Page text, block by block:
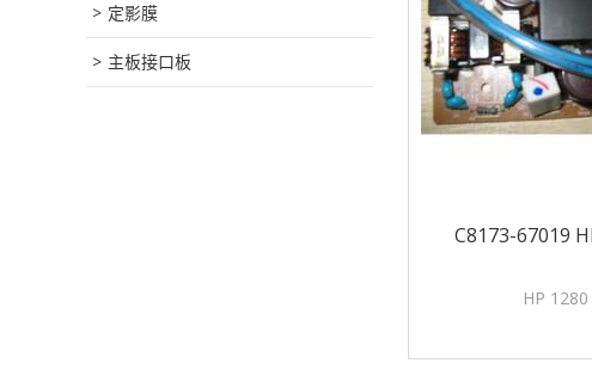
定影膜
主板接口板
C8173-67019
HP